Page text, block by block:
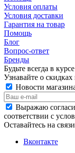
Условия оплаты
Условия доставки
Гарантия на товар
Помощь
Блог
Вопрос-ответ
Бренды
Будьте всегда в
Узнавайте о
Новости
Выражаю
соответствии с
Оставайтесь на связи
Вконтакте